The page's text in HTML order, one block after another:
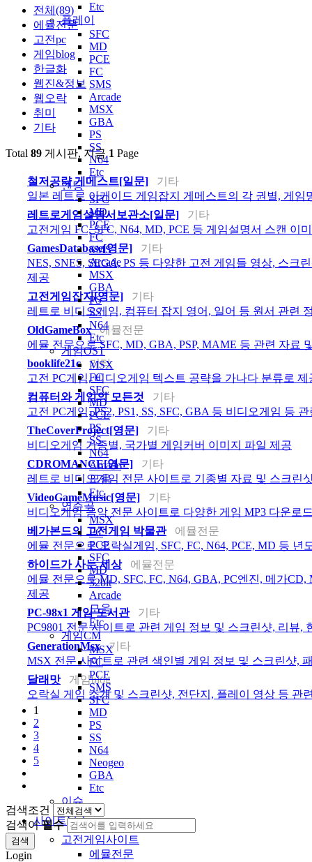
Etc
플레이
SFC
MD
PCE
FC
SMS
Arcade
MSX
GBA
PS
SS
N64
Etc
엔딩
SFC
MD
PCE
FC
SMS
Arcade
MSX
GBA
PS
SS
N64
Etc
게임OST
MSX
FC
SFC
MD
PCE
PS
SS
N64
Arcade
모음
Etc
연주곡
MSX
FC
PCE
SFC
MD
32bit
Arcade
모음
Etc
게임CM
MSX
FC
PCE
SMS
SFC
MD
PS
SS
N64
Neogeo
GBA
Etc
이슈
사이트Link
고전게임사이트
에뮬전문
전체(89)
에뮬전문
고전pc
게임blog
한글화
웹진&정보
웹오락
취미
기타
Total 89 게시판, 지금1 Page
철저공략 게메스트[일문]
기타
일본 레트로 아케이드 게임잡지 게메스트의 각 권별, 게
레트로게임설명서보관소[일문]
기타
고전게임 FC, SFC, N64, MD, PCE 등 게임설명서 스캔 이
GamesDatabase[영문]
기타
NES, SNES, SEGA, PS 등 다양한 고전 게임들 영상, 스크
제공
고전게임잡지[영문]
기타
레트로 비디오게임, 컴퓨터 잡지 영어, 일어 등 원서 관련
OldGameBox
에뮬전문
에뮬 전문으로 SFC, MD, GBA, PSP, MAME 등 관련 자료
booklife21c
기타
고전 PC게임, 비디오게임 텍스트 공략을 가나다 분류로 제
컴퓨터와 게임의 모든것
기타
고전 PC게임, PS2, PS1, SS, SFC, GBA 등 비디오게임 등
TheCoverProject[영문]
기타
비디오게임 기종별, 국가별 게임커버 이미지 파일 제공
CDROMANCE[영문]
기타
레트로 비디오게임 전문 사이트로 기종별 자료 및 스크린
VideoGameMusic[영문]
기타
비디오게임 음악 전문 사이트로 다양한 게임 MP3 다운로
베가본드의 고전게임 박물관
에뮬전문
에뮬 전문으로 오락실게임, SFC, FC, N64, PCE, MD 등
하이드가 사는 세상
에뮬전문
에뮬 전문으로 MD, SFC, FC, N64, GBA, PC엔진, 메가
제공
PC-98x1 게임 도서관
기타
PC9801 전문 사이트로 관련 게임 정보 및 스크린샷, 리뷰,
GenerationMsx
기타
MSX 전문 사이트로 관련 색인별 게임 정보 및 스크린샷,
달래맛
게임blog
오락실 게임 소개 및 스크린샷, 전단지, 플레이 영상 등 관
1
2
3
4
5
검색조건
검색어필수
검색
Login